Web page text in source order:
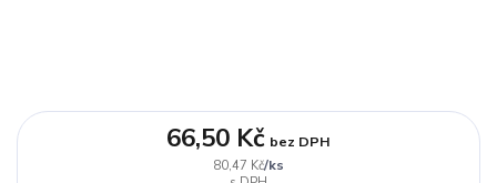
80,47 Kč/ks
66,50 Kč bez DPH